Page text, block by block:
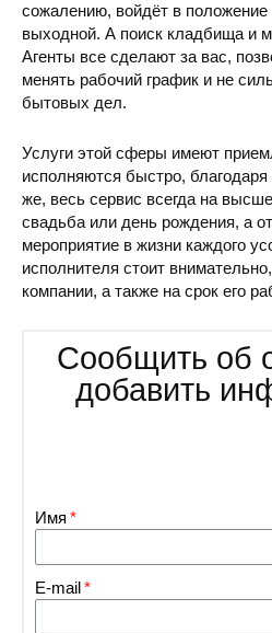
сожалению, войдёт в положение
выходной. А поиск кладбища и
Агенты все сделают за вас,
менять рабочий график и не
бытовых дел.
Услуги этой сферы имеют
исполняются быстро,
же, весь сервис всегда на
свадьба или день рождения, а
мероприятие в жизни каждого
исполнителя стоит
компании, а также на срок его
Сообщить об
добавить
Имя
E-mail